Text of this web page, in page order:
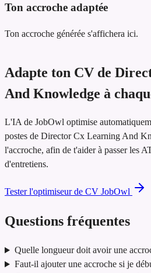
Ton accroche adaptée
Ton accroche générée s'affichera ici.
Adapte ton CV de
And Knowledge à
L'IA de JobOwl optimise
postes de Director Cx Learning And
l'accroche, afin de t'aider à passer les
d'entretiens.
Tester l'optimiseur de CV JobOwl
Questions fréquentes
Quelle longueur doit avoir une
Faut-il ajouter une accroche si je